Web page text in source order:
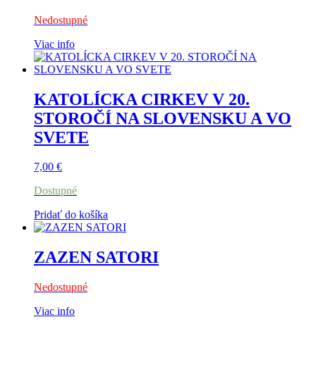
Nedostupné
Viac info
KATOLÍCKA CIRKEV V 20.
STOROČÍ NA SLOVENSKU A VO
SVETE
7,00 €
Dostupné
Pridať do košíka
ZAZEN SATORI
Nedostupné
Viac info